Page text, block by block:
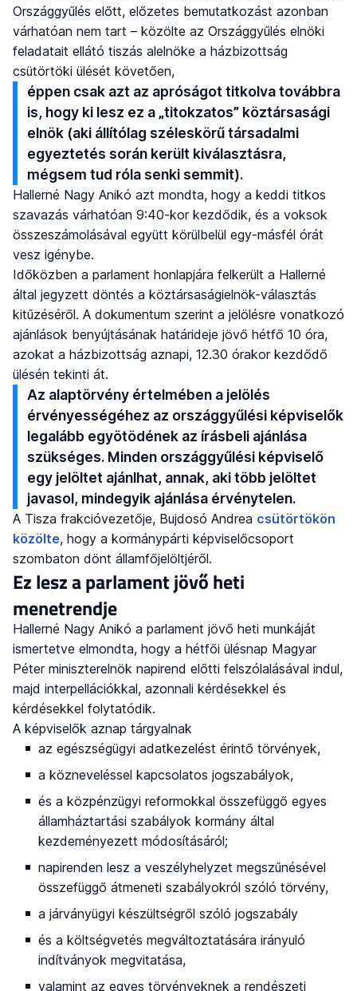
Országgyűlés előtt, előzetes bemutatkozást azonban
várhatóan nem tart – közölte az Országgyűlés elnöki
feladatait ellátó tiszás alelnöke a házbizottság
csütörtöki ülését követően,
éppen csak azt az apróságot titkolva továbbra
is, hogy ki lesz ez a „titokzatos” köztársasági
elnök (aki állítólag széleskörű társadalmi
egyeztetés során került kiválasztásra,
mégsem tud róla senki semmit).
Hallerné Nagy Anikó azt mondta, hogy a keddi titkos
szavazás várhatóan 9:40-kor kezdődik, és a voksok
összeszámolásával együtt körülbelül egy-másfél órát
vesz igénybe.
Időközben a parlament honlapjára felkerült a Hallerné
által jegyzett döntés a köztársaságielnök-választás
kitűzéséről. A dokumentum szerint a jelölésre vonatkozó
ajánlások benyújtásának határideje jövő hétfő 10 óra,
azokat a házbizottság aznapi, 12.30 órakor kezdődő
ülésén tekinti át.
Az alaptörvény értelmében a jelölés
érvényességéhez az országgyűlési képviselők
legalább egyötödének az írásbeli ajánlása
szükséges. Minden országgyűlési képviselő
egy jelöltet ajánlhat, annak, aki több jelöltet
javasol, mindegyik ajánlása érvénytelen.
A Tisza frakcióvezetője, Bujdosó Andrea csütörtökön
közölte, hogy a kormánypárti képviselőcsoport
szombaton dönt államfőjelöltjéről.
Ez lesz a parlament jövő heti
menetrendje
Hallerné Nagy Anikó a parlament jövő heti munkáját
ismertetve elmondta, hogy a hétfői ülésnap Magyar
Péter miniszterelnök napirend előtti felszólalásával indul,
majd interpellációkkal, azonnali kérdésekkel és
kérdésekkel folytatódik.
A képviselők aznap tárgyalnak
az egészségügyi adatkezelést érintő törvények,
a közneveléssel kapcsolatos jogszabályok,
és a közpénzügyi reformokkal összefüggő egyes
államháztartási szabályok kormány által
kezdeményezett módosításáról;
napirenden lesz a veszélyhelyzet megszűnésével
összefüggő átmeneti szabályokról szóló törvény,
a járványügyi készültségről szóló jogszabály
és a költségvetés megváltoztatására irányuló
indítványok megvitatása,
valamint az egyes törvényeknek a rendészeti